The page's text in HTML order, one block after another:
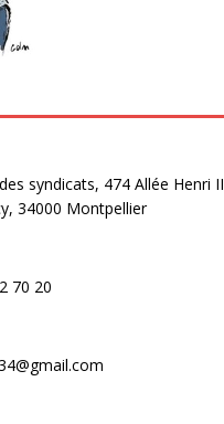
syndicats, 474 Allée Henri II
34000 Montpellier
70 20